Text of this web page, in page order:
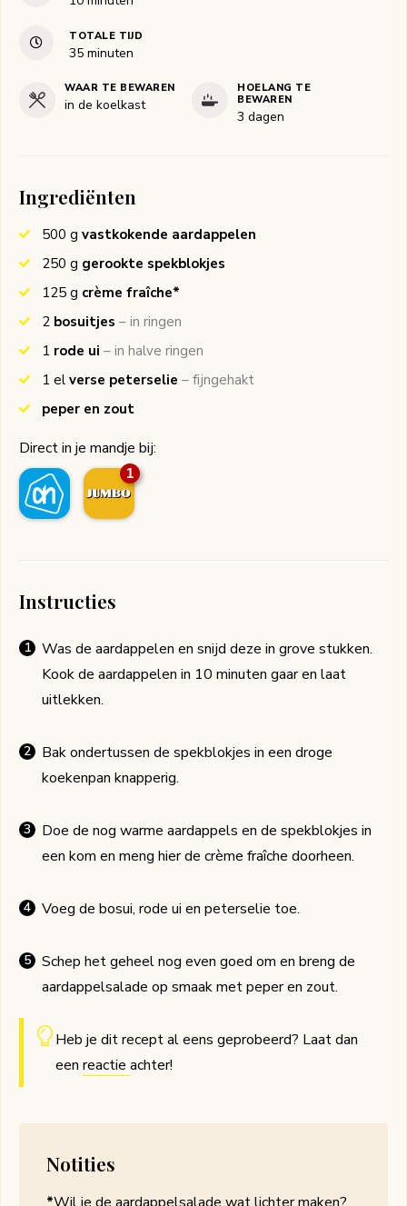
TOTALE TIJD
35minuten
minuten
WAAR TE BEWAREN
in de koelkast
HOELANG TE
BEWAREN
3 dagen
Ingrediënten
500 g vastkokende aardappelen
250 g gerookte spekblokjes
125 g crème fraîche*
2 bosuitjes – in ringen
1 rode ui – in halve ringen
1 el verse peterselie – fijngehakt
peper en zout
Direct in je mandje bij:
1
Instructies
Was de aardappelen en snijd deze in grove stukken.
Kook de aardappelen in 10 minuten gaar en laat
uitlekken.
Bak ondertussen de spekblokjes in een droge
koekenpan knapperig.
Doe de nog warme aardappels en de spekblokjes in
een kom en meng hier de crème fraîche doorheen.
Voeg de bosui, rode ui en peterselie toe.
Schep het geheel nog even goed om en breng de
aardappelsalade op smaak met peper en zout.
Heb je dit recept al eens geprobeerd? Laat dan
een reactie achter!
Notities